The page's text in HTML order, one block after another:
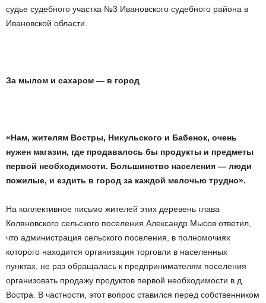
судье судебного участка №3 Ивановского судебного района в
Ивановской области.
За мылом и сахаром — в город
«Нам, жителям Востры, Никульского и Бабенок, очень
нужен магазин, где продавалось бы продукты и предметы
первой необходимости. Большинство населения — люди
пожилые, и ездить в город за каждой мелочью трудно».
На коллективное письмо жителей этих деревень глава
Коляновского сельского поселения Александр Мысов ответил,
что администрация сельского поселения, в полномочиях
которого находится организация торговли в населенных
пунктах, не раз обращалась к предпринимателям поселения
организовать продажу продуктов первой необходимости в д.
Востра. В частности, этот вопрос ставился перед собственником